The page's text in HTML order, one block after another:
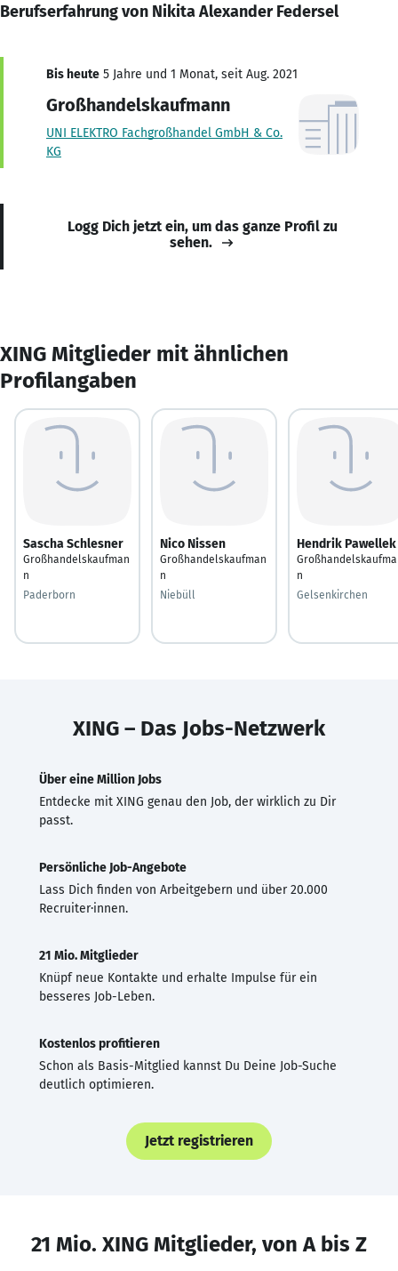
Berufserfahrung von Nikita Alexander Federsel
Bis heute 5 Jahre und 1 Monat, seit Aug. 2021
Großhandelskaufmann
UNI ELEKTRO Fachgroßhandel GmbH & Co.
KG
Logg Dich jetzt ein, um das ganze Profil zu
sehen.
XING Mitglieder mit ähnlichen
Profilangaben
Sascha Schlesner
Großhandelskaufman
n
Paderborn
Nico Nissen
Großhandelskaufman
n
Niebüll
Hendrik Pawellek
n
Gelsenkirchen
XING – Das Jobs-Netzwerk
Über eine Million Jobs
Entdecke mit XING genau den Job, der wirklich zu Dir
passt.
Persönliche Job-Angebote
Lass Dich finden von Arbeitgebern und über 20.000
Recruiter·innen.
21 Mio. Mitglieder
Knüpf neue Kontakte und erhalte Impulse für ein
besseres Job-Leben.
Kostenlos profitieren
Schon als Basis-Mitglied kannst Du Deine Job-Suche
deutlich optimieren.
Jetzt registrieren
21 Mio. XING Mitglieder, von A bis Z